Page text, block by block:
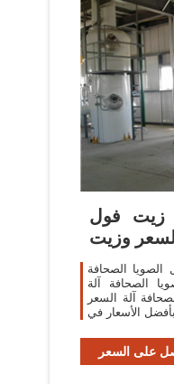
زيت فول
وزيت
الصحافة
الصحافة آلة
آلة السعر
بأفضل الأسعار في
على السعر